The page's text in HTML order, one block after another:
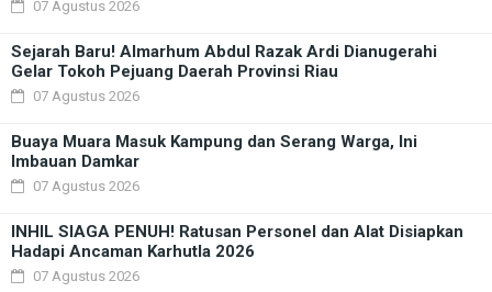
07 Agustus 2026
Sejarah Baru! Almarhum Abdul Razak Ardi Dianugerahi
Gelar Tokoh Pejuang Daerah Provinsi Riau
07 Agustus 2026
Buaya Muara Masuk Kampung dan Serang Warga, Ini
Imbauan Damkar
07 Agustus 2026
INHIL SIAGA PENUH! Ratusan Personel dan Alat Disiapkan
Hadapi Ancaman Karhutla 2026
07 Agustus 2026